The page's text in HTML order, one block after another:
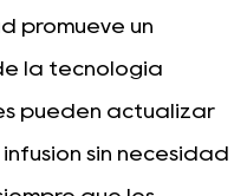
promueve un
la tecnología
pueden actualizar
sin necesidad